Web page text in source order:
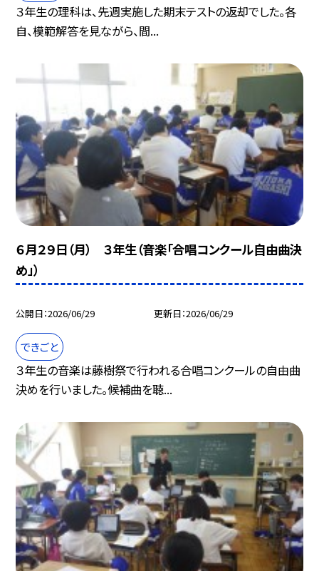
３年生の理科は、先週実施した期末テストの返却でした。各
自、模範解答を見ながら、間...
６月２９日（月） ３年生（音楽「合唱コンクール自由曲決
め」）
公開日 2026/06/29 更新日 2026/06/29
できごと
３年生の音楽は藤樹祭で行われる合唱コンクールの自由曲
決めを行いました。候補曲を聴...